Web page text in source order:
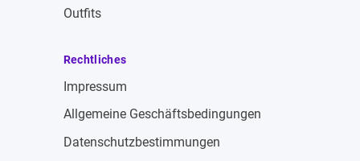
Outfits
Rechtliches
Impressum
Allgemeine Geschäftsbedingungen
Datenschutzbestimmungen